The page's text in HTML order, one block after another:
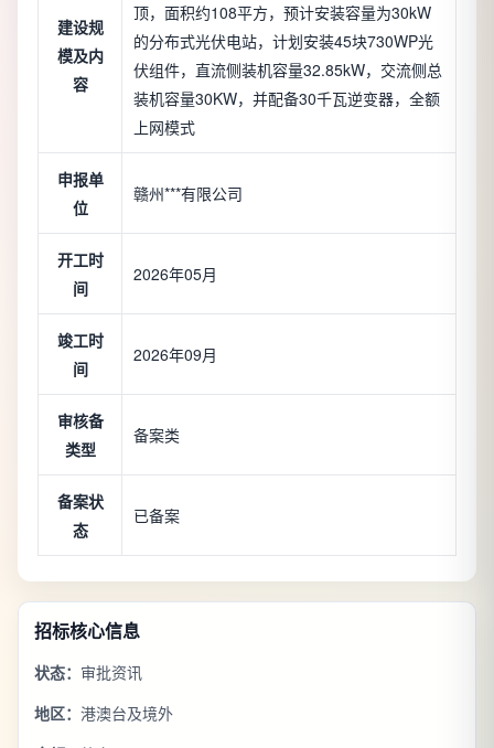
建设规
模及内
容
顶，面积约108平方，预计安装容量为30kW
的分布式光伏电站，计划安装45块730WP光
伏组件，直流侧装机容量32.85kW，交流侧总
装机容量30KW，并配备30千瓦逆变器，全额
上网模式
申报单
位
赣州***有限公司
开工时
间
2026年05月
竣工时
间
2026年09月
审核备
类型
备案类
备案状
态
已备案
招标核心信息
状态： 审批资讯
地区： 港澳台及境外